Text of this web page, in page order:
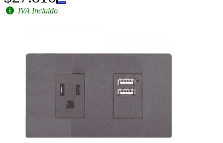
IVA Incluido